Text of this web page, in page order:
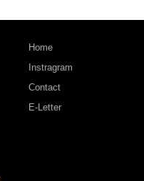
Home
Instragram
Contact
E-Letter